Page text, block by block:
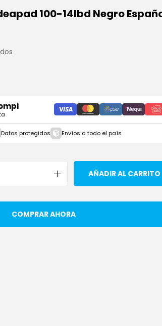
100-14Ibd Negro
Datos protegidos Envíos a todo el país
AÑADIR AL CARRITO
COMPRAR AHORA